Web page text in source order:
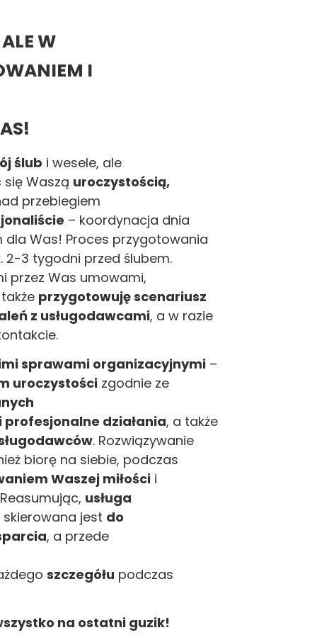
W
I
ślub i wesele, ale
się Waszą uroczystością,
przebiegiem
– koordynacja dnia
dla Was! Proces przygotowania
3 tygodni przed ślubem.
przez Was umowami,
przygotowuję scenariusz
z usługodawcami, a w razie
sprawami organizacyjnymi –
uroczystości zgodnie ze
profesjonalne działania, a także
. Rozwiązywanie
biorę na siebie, podczas
Waszej miłości i
usługa
jest do
, a przede
szczegółu podczas
na ostatni guzik!